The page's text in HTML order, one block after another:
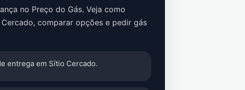
no Preço do Gás. Veja como
comparar opções e pedir gás
entrega em Sítio Cercado.